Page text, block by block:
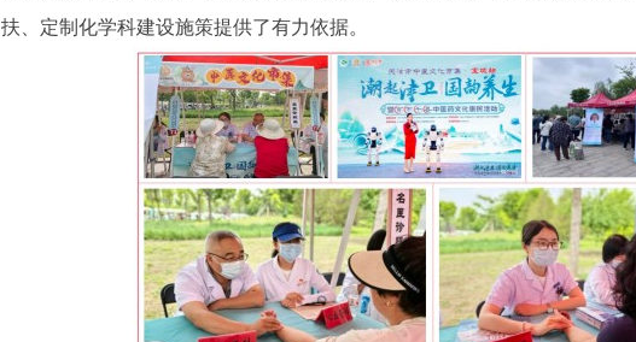
扶、定制化学科建设施策提供了有力依据。